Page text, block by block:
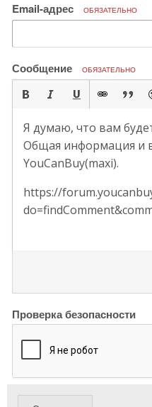
Email-адрес ОБЯЗАТЕЛЬНО
Сообщение ОБЯЗАТЕЛЬНО
Я думаю, что вам
Общая информация и
YouCanBuy(maxi).
https://
Проверка безопасности